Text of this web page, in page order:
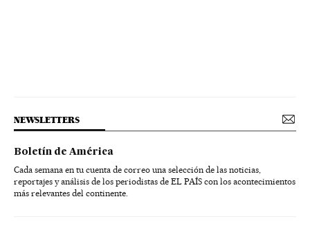
NEWSLETTERS
Boletín de América
Cada semana en tu cuenta de correo una selección de las noticias,
reportajes y análisis de los periodistas de EL PAÍS con los acontecimientos
más relevantes del continente.